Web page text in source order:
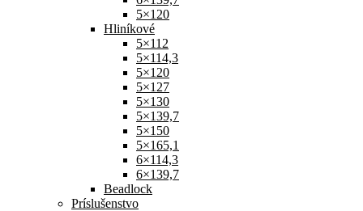
5×120
Hliníkové
5×112
5×114,3
5×120
5×127
5×130
5×139,7
5×150
5×165,1
6×114,3
6×139,7
Beadlock
Príslušenstvo